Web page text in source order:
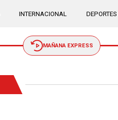
INTERNACIONAL
MAÑANA EXPRESS